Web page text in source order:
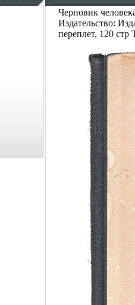
Черновик
Издательство:
переплет, 120